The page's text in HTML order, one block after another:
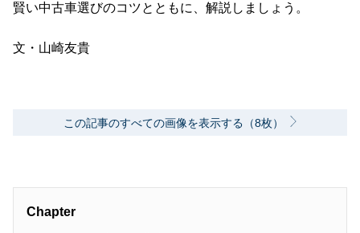
賢い中古車選びのコツとともに、解説しましょう。
文・山崎友貴
この記事のすべての画像を表示する（8枚）
Chapter